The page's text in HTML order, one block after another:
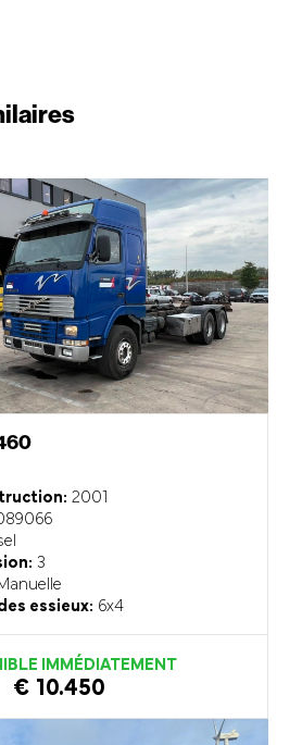
2001
3
essieux: 6x4
IMMÉDIATEMENT
€ 10.450